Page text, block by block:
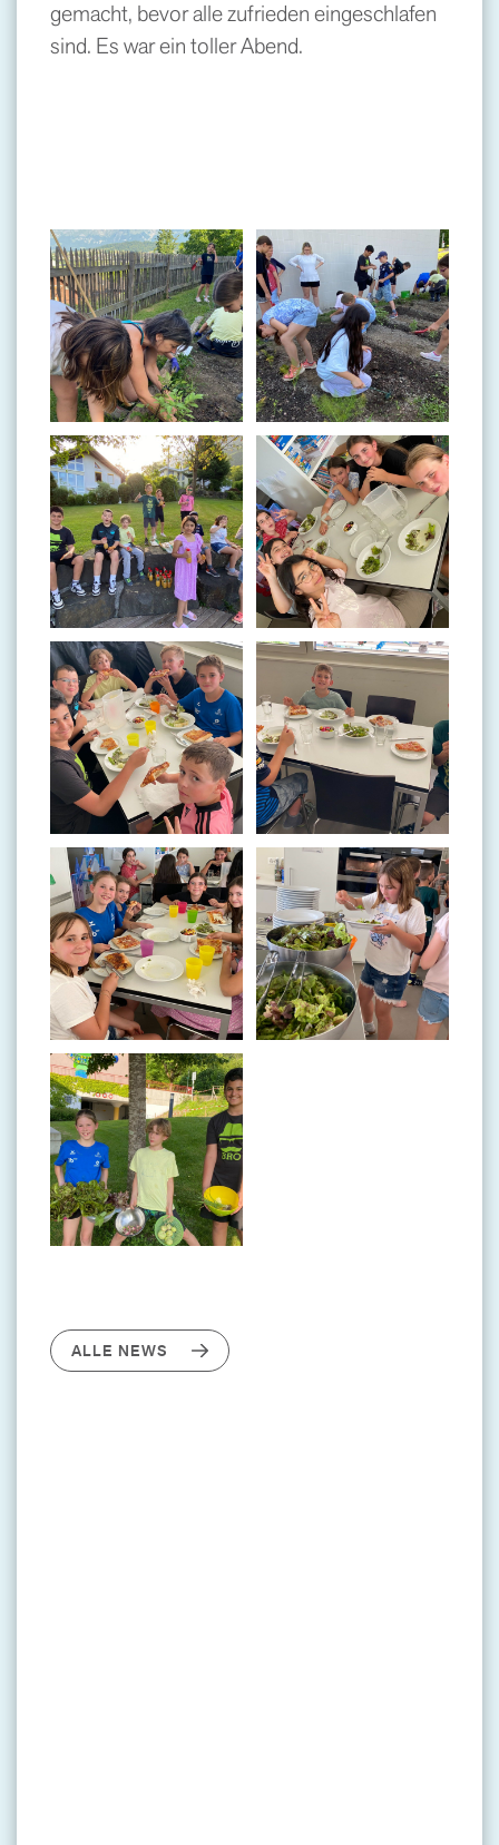
gemacht, bevor alle zufrieden eingeschlafen
sind. Es war ein toller Abend.
ALLE NEWS